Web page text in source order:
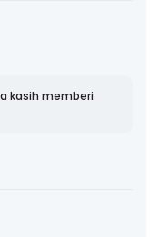
kasih memberi